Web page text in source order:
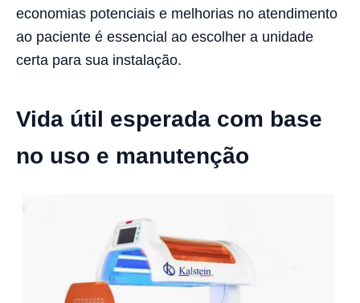
economias potenciais e melhorias no atendimento
ao paciente é essencial ao escolher a unidade
certa para sua instalação.
Vida útil esperada com base
no uso e manutenção